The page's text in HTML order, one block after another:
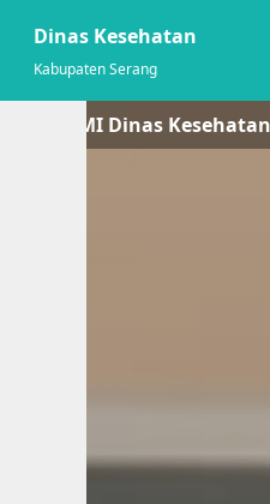
Dinas Kesehatan
Kabupaten Serang
RESMI Dinas Kesehatan